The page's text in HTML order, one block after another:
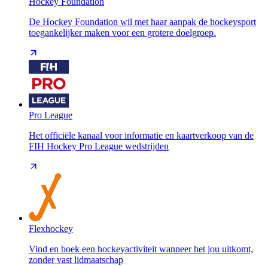
De Hockey Foundation wil met haar aanpak de hockeysport
toegankelijker maken voor een grotere doelgroep.
Pro League
Het officiële kanaal voor informatie en kaartverkoop van de
FIH Hockey Pro League wedstrijden
Flexhockey
Vind en boek een hockeyactiviteit wanneer het jou uitkomt,
zonder vast lidmaatschap